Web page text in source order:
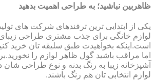
ظاهربین نباشید؛ به طراحی اهمیت بدهید
یکی از ابتدایی ترین ترفندهای شرکت های
لوازم خانگی برای جذب مشتری طراحی
است.اینکه بخواهیدت طبق سلیقه تان خرید
اما مراقب باشید گول ظاهر لوازم را
آشپزخانه زیبا به رنگ بدنه و نوع طراحی
لوازم انتخابی تان هم رنگ باشند.